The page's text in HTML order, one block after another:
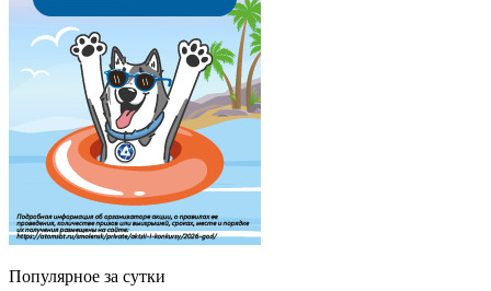
Популярное за сутки